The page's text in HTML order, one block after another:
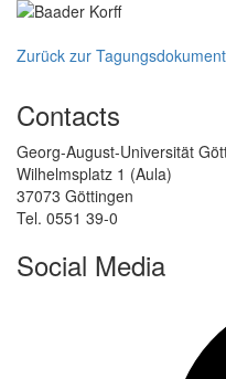
Zurück zur
Contacts
Georg-August-Universität
Wilhelmsplatz 1 (Aula)
37073 Göttingen
Tel. 0551 39-0
Social Media